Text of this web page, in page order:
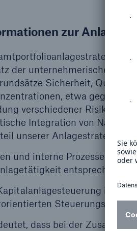
zur
der unternehmerischen
Sicherheit,
etwa
verschiedener
Integration von
unserer Anlagestrategie.
und interne Prozesse
entsprechend
ist
dass bei der